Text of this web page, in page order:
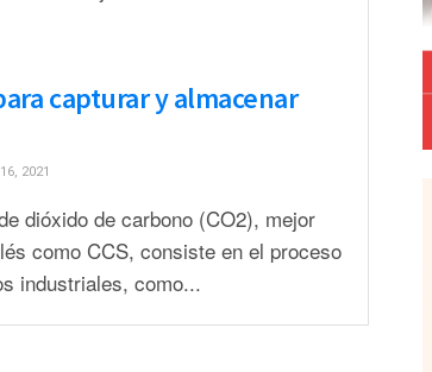
capturar y almacenar
2021
dióxido de carbono (CO2), mejor
como CCS, consiste en el proceso
industriales, como...